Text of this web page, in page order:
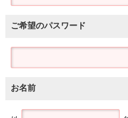
ご希望のパスワード
お名前